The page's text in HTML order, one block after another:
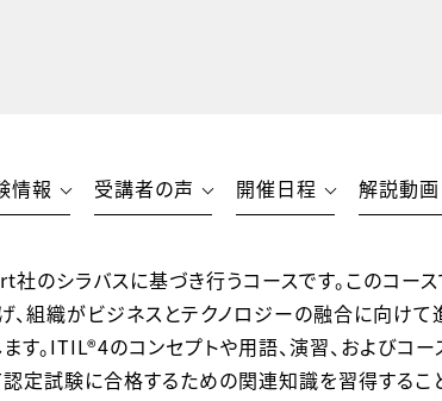
情報 受講者の声 開催日程 解説動画
のシラバスに基づき行うコースです。このコース
、組織がビジネスとテクノロジーの融合に向けて
。ITIL®4のコンセプトや用語、演習、およびコー
定試験に合格するための関連知識を習得するこ